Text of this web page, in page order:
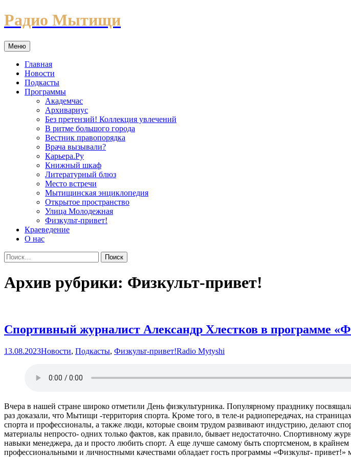
Перейти
к
Радио Мытищи
Меню
Главная
Новости
Подкасты
Программы
Академчас
Архивариус
Без претензий! Коллекция увлечений
В ритме большого города
Вестник правопорядка
Врача вызывали?
Карьера.Ру
Книжный шкаф
Литературный блюз
Место встречи
Мытищинская энциклопедия
Открытое пространство
Улица Молодежная
Физкульт-привет!
Краеведение
О нас
Найти:
Архив рубрики: Физкульт-привет!
Спортивный журналист Александр Хлестков в программе
13.08.2023Новости, Подкасты, Физкульт-привет!Radio Mytyshi
Вчера в нашей стране широко отметили День физкультурника. Популярному празднику
раз доказали, что Мытищи -территория спорта. Кроме того, в теле-и радиопередачах, на
спорта и профессионалы, а также люди, которые своим трудом развивают индустрию, делают
материалы непросто- одних только фактов, как правило, бывает недостаточно. Спортивному
навыки менеджера, да и просто любить спорт. А еще лучше самому быть спортсменом, в
профессиональными и личностными качествами обладает гость программы «Физкульт-